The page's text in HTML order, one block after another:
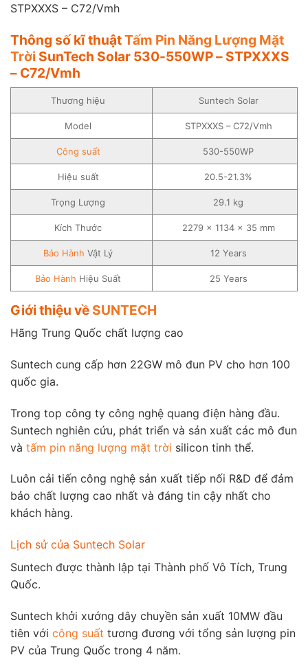
STPXXXS – C72/Vmh
Thông số kĩ thuậtTấm Pin Năng Lượng Mặt
Trời SunTech Solar 530-550WP – STPXXXS
– C72/Vmh
Thương hiệu Suntech Solar
Model STPXXXS – C72/Vmh
Công suất 530-550WP
Hiệu suất 20.5-21.3%
Trọng Lượng 29.1 kg
Kích Thước 2279 × 1134 × 35 mm
Bảo Hành Vật Lý 12 Years
Bảo Hành Hiệu Suất 25 Years
Giới thiệu về SUNTECH
Hãng Trung Quốc chất lượng cao
Suntech cung cấp hơn 22GW mô đun PV cho hơn 100
quốc gia.
Trong top công ty công nghệ quang điện hàng đầu.
Suntech nghiên cứu, phát triển và sản xuất các mô đun
và tấm pin năng lượng mặt trời silicon tinh thể.
Luôn cải tiến công nghệ sản xuất tiếp nối R&D để đảm
bảo chất lượng cao nhất và đáng tin cậy nhất cho
khách hàng.
Lịch sử của Suntech Solar
Suntech được thành lập tại Thành phố Vô Tích, Trung
Quốc.
Suntech khởi xướng dây chuyền sản xuất 10MW đầu
tiên với công suất tương đương với tổng sản lượng pin
PV của Trung Quốc trong 4 năm.